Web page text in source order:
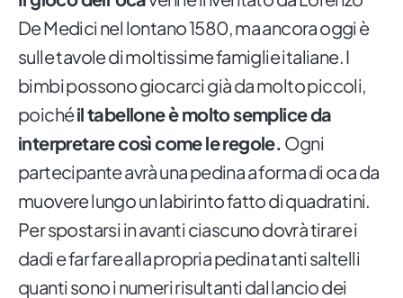
De Medici nel lontano 1580, ma ancora oggi è
sulle tavole di moltissime famiglie italiane. I
bimbi possono giocarci già da molto piccoli,
poichéil tabellone è molto semplice da
interpretare così come le regole. Ogni
partecipante avrà una pedina a forma di oca da
muovere lungo un labirinto fatto di quadratini.
Per spostarsi in avanti ciascuno dovrà tirare i
dadi e far fare alla propria pedina tanti saltelli
quanti sono i numeri risultanti dal lancio dei